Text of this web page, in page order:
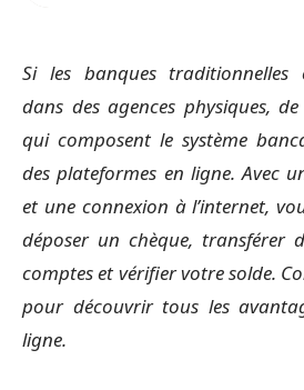
Si les banques traditionnelles
dans des agences physiques,
qui composent le système
des plateformes en ligne. Avec
et une connexion à l’internet,
déposer un chèque, transférer
comptes et vérifier votre solde.
pour découvrir tous les
ligne.